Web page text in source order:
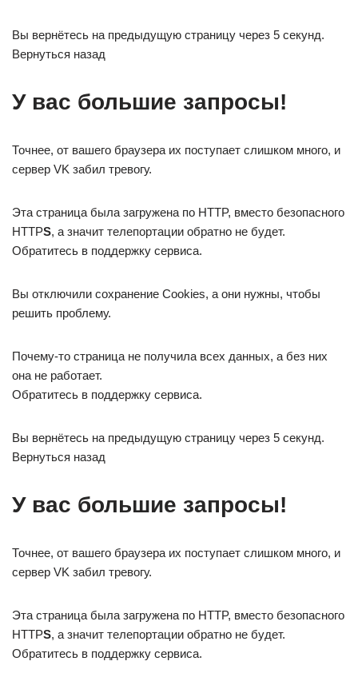
Вы вернётесь на предыдущую страницу через 5 секунд.
Вернуться назад
У вас большие запросы!
Точнее, от вашего браузера их поступает слишком много, и
сервер VK забил тревогу.
Эта страница была загружена по HTTP, вместо безопасного
HTTPS, а значит телепортации обратно не будет.
Обратитесь в поддержку сервиса.
Вы отключили сохранение Cookies, а они нужны, чтобы
решить проблему.
Почему-то страница не получила всех данных, а без них
она не работает.
Обратитесь в поддержку сервиса.
Вы вернётесь на предыдущую страницу через 5 секунд.
Вернуться назад
У вас большие запросы!
Точнее, от вашего браузера их поступает слишком много, и
сервер VK забил тревогу.
Эта страница была загружена по HTTP, вместо безопасного
HTTPS, а значит телепортации обратно не будет.
Обратитесь в поддержку сервиса.